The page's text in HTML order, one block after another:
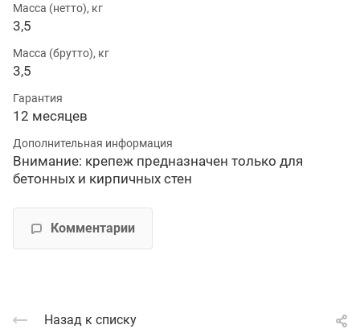
Масса (нетто), кг
3,5
Масса (брутто), кг
3,5
Гарантия
12 месяцев
Дополнительная информация
Внимание: крепеж предназначен только для
бетонных и кирпичных стен
Комментарии
Назад к списку